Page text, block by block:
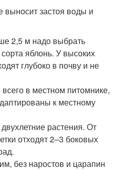
выносит застоя воды и
2,5 м надо выбрать
яблонь. У высоких
глубоко в почву и не
в местном питомнике,
к местному
растения. От
отходят 2–3 боковых
без наростов и царапин